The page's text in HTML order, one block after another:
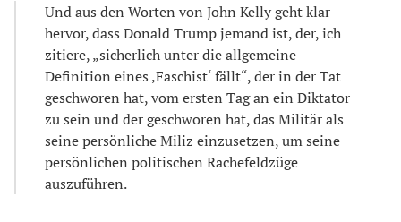
Und aus den Worten von John Kelly geht klar
hervor, dass Donald Trump jemand ist, der, ich
zitiere, „sicherlich unter die allgemeine
Definition eines ‚Faschist‘ fällt“, der in der Tat
geschworen hat, vom ersten Tag an ein Diktator
zu sein und der geschworen hat, das Militär als
seine persönliche Miliz einzusetzen, um seine
persönlichen politischen Rachefeldzüge
auszuführen.